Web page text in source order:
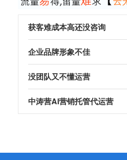
获客难成本高还没咨询
企业品牌形象不佳
没团队又不懂运营
中涛营AI营销托管代运营